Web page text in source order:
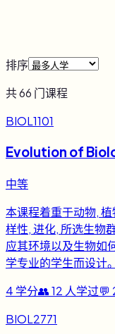
排序
共66 门课程
BIOL1101
Evolution of
中等
本课程着重于动物,
样性, 进化, 所选生物
应其环境以及生物如
学专业的学生而设计。
4 学分👥12 人学过💬
BIOL2771